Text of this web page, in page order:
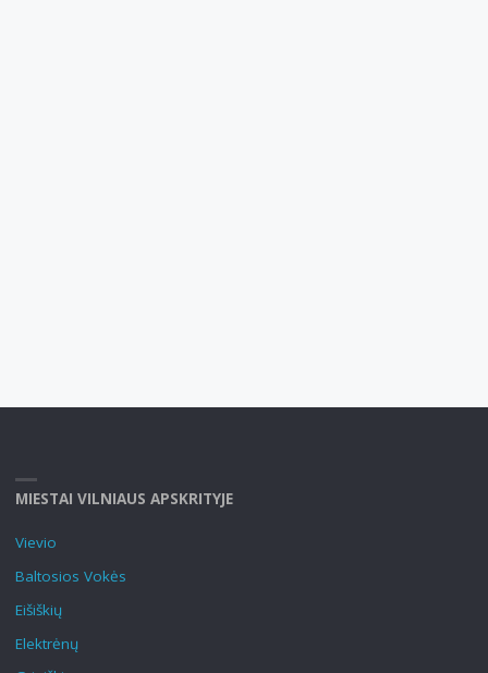
MIESTAI VILNIAUS APSKRITYJE
Vievio
Baltosios Vokės
Eišiškių
Elektrėnų